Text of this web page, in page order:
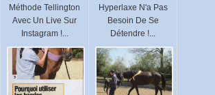
Méthode Tellington
Avec Un Live Sur
Instagram !...
Hyperlaxe N'a Pas
Besoin De Se
Détendre !...